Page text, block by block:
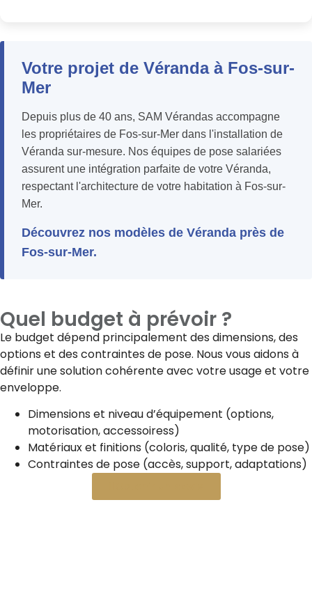
Votre projet de Véranda à Fos-sur-
Mer
Depuis plus de 40 ans, SAM Vérandas accompagne
les propriétaires de Fos-sur-Mer dans l'installation de
Véranda sur-mesure. Nos équipes de pose salariées
assurent une intégration parfaite de votre Véranda,
respectant l'architecture de votre habitation à Fos-sur-
Mer.
Découvrez nos modèles de Véranda près de
Fos-sur-Mer.
Quel budget à prévoir ?
Le budget dépend principalement des dimensions, des
options et des contraintes de pose. Nous vous aidons à
définir une solution cohérente avec votre usage et votre
enveloppe.
Dimensions et niveau d’équipement (options,
motorisation, accessoiress)
Matériaux et finitions (coloris, qualité, type de pose)
Contraintes de pose (accès, support, adaptations)